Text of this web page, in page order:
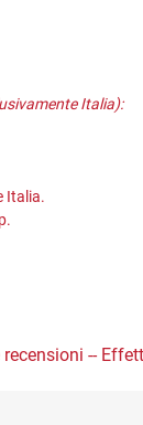
Italia):
Italia.
--